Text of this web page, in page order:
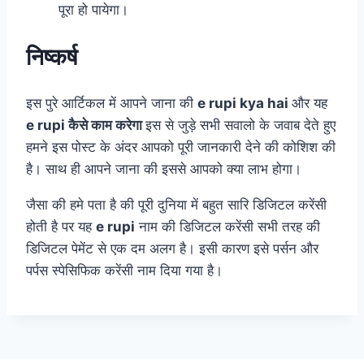
पूरा हो पायेगा।
निष्कर्ष
इस पुरे आर्टिकल में आपने जाना की e rupi kya hai और यह
e rupi कैसे काम करेगाइस से जुड़े सभी सवालो के जवाब देते हुए
हमने इस पोस्ट के अंदर आपको पूरी जानकारी देने की कोशिश की
है। साथ ही आपने जाना की इससे आपको क्या लाभ होगा।
जैसा की हमे पता है की पूरी दुनिया में बहुत सारि डिजिटल करेंसी
होती है पर यह e rupi नाम की डिजिटल करेंसी सभी तरह की
डिजिटल पेमेंट से एक दम अलग है। इसी कारण इसे पर्सन और
पर्पस स्पेसिफिक करेंसी नाम दिया गया है।